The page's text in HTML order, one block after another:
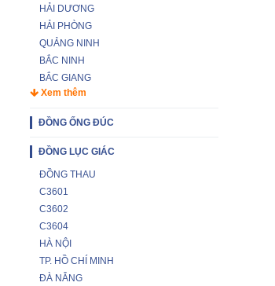
HẢI DƯƠNG
HẢI PHÒNG
QUẢNG NINH
BẮC NINH
BẮC GIANG
Xem thêm
ĐỒNG ỐNG ĐÚC
ĐỒNG LỤC GIÁC
ĐỒNG THAU
C3601
C3602
C3604
HÀ NỘI
TP. HỒ CHÍ MINH
ĐÀ NẴNG